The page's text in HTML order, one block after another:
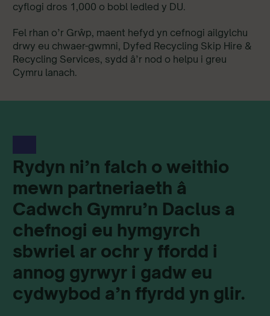
cyflogi dros 1,000 o bobl ledled y DU.
Fel rhan o’r Grŵp, maent hefyd yn cefnogi ailgylchu
drwy eu chwaer-gwmni, Dyfed Recycling Skip Hire &
Recycling Services, sydd â’r nod o helpu i greu
Cymru lanach.
Rydyn ni’n falch o weithio
mewn partneriaeth â
Cadwch Gymru’n Daclus a
chefnogi eu hymgyrch
sbwriel ar ochr y ffordd i
annog gyrwyr i gadw eu
cydwybod a’n ffyrdd yn glir.